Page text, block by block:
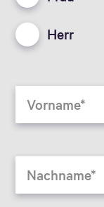
Herr
Vorname
Nachname